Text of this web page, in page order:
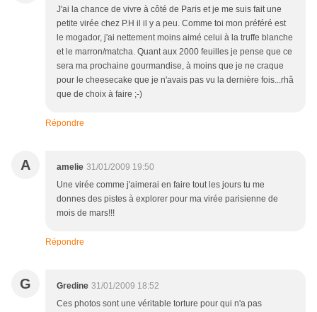
J'ai la chance de vivre à côté de Paris et je me suis fait une
petite virée chez P.H il il y a peu. Comme toi mon préféré est
le mogador, j'ai nettement moins aimé celui à la truffe blanche
et le marron/matcha. Quant aux 2000 feuilles je pense que ce
sera ma prochaine gourmandise, à moins que je ne craque
pour le cheesecake que je n'avais pas vu la dernière fois...rhâ
que de choix à faire ;-)
Répondre
A amelie 31/01/2009 19:50
Une virée comme j'aimerai en faire tout les jours tu me
donnes des pistes à explorer pour ma virée parisienne de
mois de mars!!!
Répondre
G Gredine 31/01/2009 18:52
Ces photos sont une véritable torture pour qui n'a pas